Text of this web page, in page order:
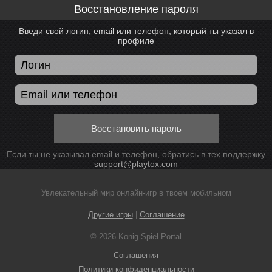
Восстановление пароля
Введи свой логин, email или телефон, который ты указал в
профиле
Восстановить пароль
Если ты не указывал email и телефон, обратись в тех.поддержку
support@playtox.com
Увлекательный мир онлайн-игр в твоем мобильном
Другие игры| Соглашение
© 2026 Konig Spiel Portal
Соглашения
Политики конфиденциальности